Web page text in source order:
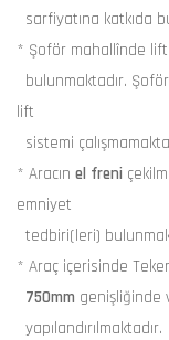
sarfiyatına katkıda
* Şoför mahallînde lift
bulunmaktadır.
lift
sistemi
* Aracın el freni
emniyet
tedbiri(leri)
* Araç içerisinde
750mm genişliğinde
yapılandırılmaktadır.